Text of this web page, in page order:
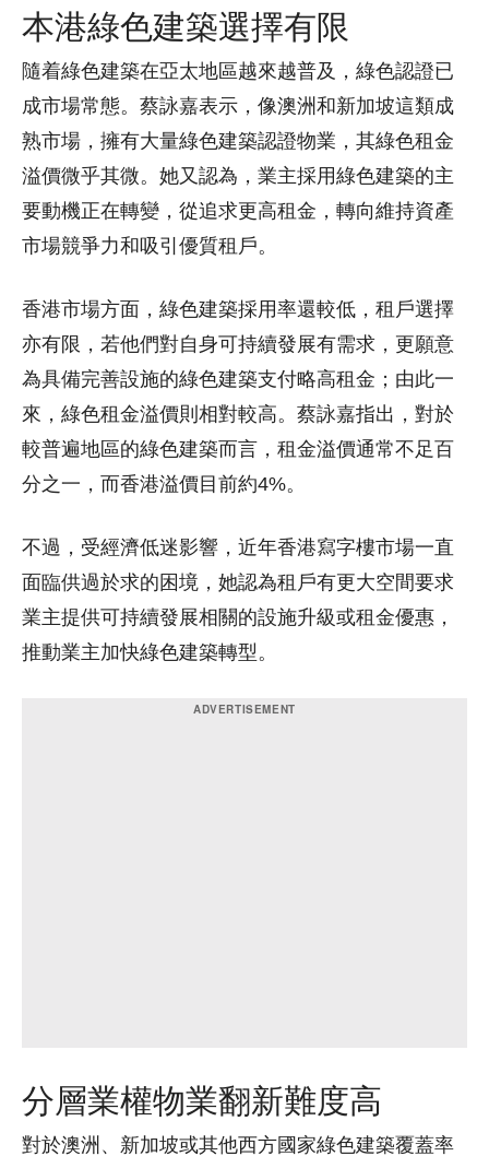
本港綠色建築選擇有限
隨着綠色建築在亞太地區越來越普及，綠色認證已
成市場常態。蔡詠嘉表示，像澳洲和新加坡這類成
熟市場，擁有大量綠色建築認證物業，其綠色租金
溢價微乎其微。她又認為，業主採用綠色建築的主
要動機正在轉變，從追求更高租金，轉向維持資產
市場競爭力和吸引優質租戶。
香港市場方面，綠色建築採用率還較低，租戶選擇
亦有限，若他們對自身可持續發展有需求，更願意
為具備完善設施的綠色建築支付略高租金；由此一
來，綠色租金溢價則相對較高。蔡詠嘉指出，對於
較普遍地區的綠色建築而言，租金溢價通常不足百
分之一，而香港溢價目前約4%。
不過，受經濟低迷影響，近年香港寫字樓市場一直
面臨供過於求的困境，她認為租戶有更大空間要求
業主提供可持續發展相關的設施升級或租金優惠，
推動業主加快綠色建築轉型。
分層業權物業翻新難度高
對於澳洲、新加坡或其他西方國家綠色建築覆蓋率